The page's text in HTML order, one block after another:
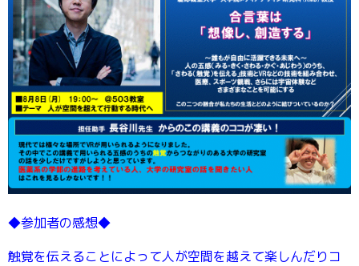
◆参加者の感想◆
触覚を伝えることによって人が空間を越えて楽しんだりコ